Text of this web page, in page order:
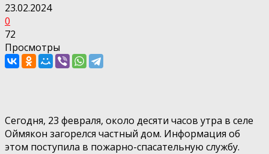
23.02.2024
0
72
Просмотры
Сегодня, 23 февраля, около десяти часов утра в селе
Оймякон загорелся частный дом. Информация об
этом поступила в пожарно-спасательную службу.